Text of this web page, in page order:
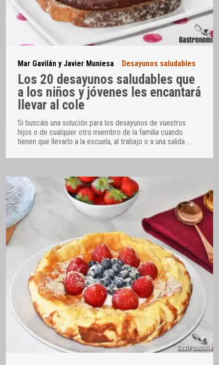
Mar Gavilán y Javier Muniesa Desayunos saludables
Los 20 desayunos saludables que
a los niños y jóvenes les encantará
llevar al cole
Si buscáis una solución para los desayunos de vuestros
hijos o de cualquier otro miembro de la familia cuando
tienen que llevarlo a la escuela, al trabajo o a una salida …